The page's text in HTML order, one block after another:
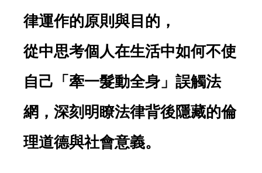
律運作的原則與目的，
從中思考個人在生活中如何不使
自己「牽一髮動全身」誤觸法
網，深刻明瞭法律背後隱藏的倫
理道德與社會意義。